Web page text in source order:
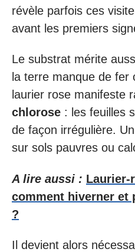
révèle parfois ces
avant les premiers
Le substrat mérite
la terre manque de fer
laurier rose manifeste
chlorose : les feuilles
de façon irrégulière.
sur sols pauvres ou
A lire aussi : Laurier-
comment hiverner et
?
Il devient alors